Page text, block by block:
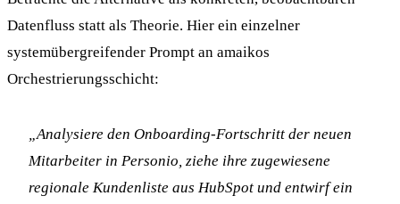
Datenfluss statt als Theorie. Hier ein einzelner
systemübergreifender Prompt an amaikos
Orchestrierungsschicht:
„Analysiere den Onboarding-Fortschritt der neuen
Mitarbeiter in Personio, ziehe ihre zugewiesene
regionale Kundenliste aus HubSpot und entwirf ein